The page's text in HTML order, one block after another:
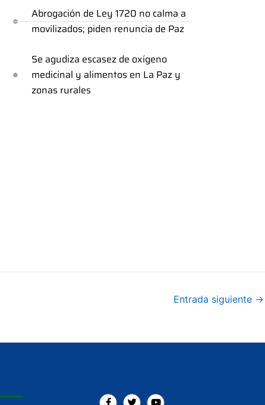
Abrogación de Ley 1720 no calma a
movilizados; piden renuncia de Paz
Se agudiza escasez de oxígeno
medicinal y alimentos en La Paz y
zonas rurales
Entrada siguiente →
F T Y